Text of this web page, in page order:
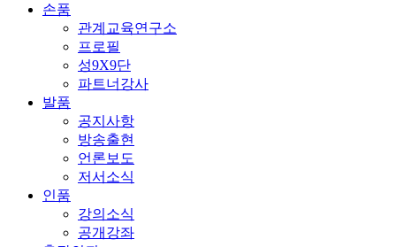
손품
관계교육연구소
프로필
성9X9단
파트너강사
발품
공지사항
방송출현
언론보도
저서소식
인품
강의소식
공개강좌